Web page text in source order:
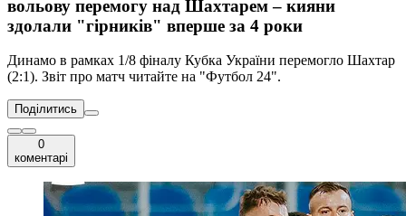
вольову перемогу над Шахтарем – кияни
здолали "гірників" вперше за 4 роки
Динамо в рамках 1/8 фіналу Кубка України перемогло Шахтар
(2:1). Звіт про матч читайте на "Футбол 24".
Поділитись
0
коментарі